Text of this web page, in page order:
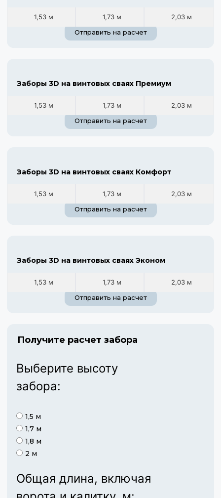
1,53 м 1,73 м
2,03 м
Отправить на расчет
Заборы 3D на винтовых сваях Премиум
1,53 м 1,73 м
2,03 м
Отправить на расчет
Заборы 3D на винтовых сваях Комфорт
1,53 м 1,73 м
2,03 м
Отправить на расчет
Заборы 3D на винтовых сваях Эконом
1,53 м 1,73 м
2,03 м
Отправить на расчет
Получите расчет забора
Выберите высоту
забора:
1,5 м
1,7 м
1,8 м
2 м
Общая длина, включая